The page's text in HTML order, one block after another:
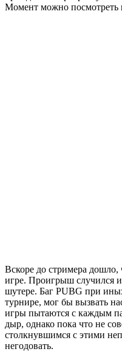
Момент можно посмотреть
Вскоре до стримера дошло,
игре. Проигрыш случился
шутере. Баг PUBG при
турнире, мог бы вызвать
игры пытаются с каждым
дыр, однако пока что не
столкнувшимся с этими
негодовать.